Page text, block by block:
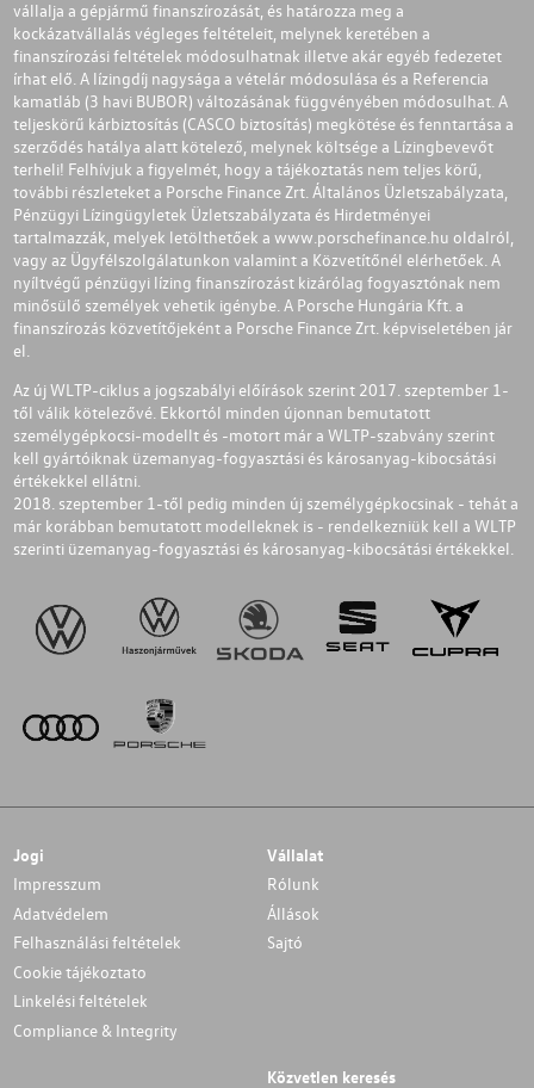
vállalja a gépjármű finanszírozását, és határozza meg a
kockázatvállalás végleges feltételeit, melynek keretében a
finanszírozási feltételek módosulhatnak illetve akár egyéb fedezetet
írhat elő. A lízingdíj nagysága a vételár módosulása és a Referencia
kamatláb (3 havi BUBOR) változásának függvényében módosulhat. A
teljeskörű kárbiztosítás (CASCO biztosítás) megkötése és fenntartása a
szerződés hatálya alatt kötelező, melynek költsége a Lízingbevevőt
terheli! Felhívjuk a figyelmét, hogy a tájékoztatás nem teljes körű,
további részleteket a Porsche Finance Zrt. Általános Üzletszabályzata,
Pénzügyi Lízingügyletek Üzletszabályzata és Hirdetményei
tartalmazzák, melyek letölthetőek a www.porschefinance.hu oldalról,
vagy az Ügyfélszolgálatunkon valamint a Közvetítőnél elérhetőek. A
nyíltvégű pénzügyi lízing finanszírozást kizárólag fogyasztónak nem
minősülő személyek vehetik igénybe. A Porsche Hungária Kft. a
finanszírozás közvetítőjeként a Porsche Finance Zrt. képviseletében jár
el.
Az új WLTP-ciklus a jogszabályi előírások szerint 2017. szeptember 1-
től válik kötelezővé. Ekkortól minden újonnan bemutatott
személygépkocsi-modellt és -motort már a WLTP-szabvány szerint
kell gyártóiknak üzemanyag-fogyasztási és károsanyag-kibocsátási
értékekkel ellátni.
2018. szeptember 1-től pedig minden új személygépkocsinak - tehát a
már korábban bemutatott modelleknek is - rendelkezniük kell a WLTP
szerinti üzemanyag-fogyasztási és károsanyag-kibocsátási értékekkel.
Jogi
Impresszum
Adatvédelem
Felhasználási feltételek
Cookie tájékoztato
Linkelési feltételek
Compliance & Integrity
Vállalat
Rólunk
Állások
Sajtó
Közvetlen keresés